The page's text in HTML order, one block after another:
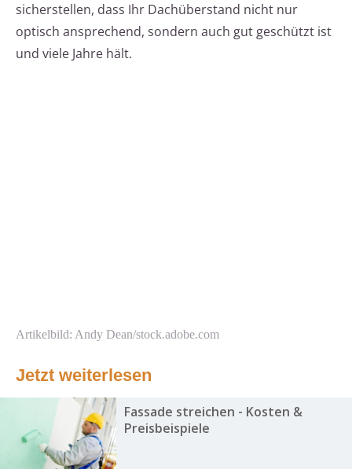
sicherstellen, dass Ihr Dachüberstand nicht nur
optisch ansprechend, sondern auch gut geschützt ist
und viele Jahre hält.
Artikelbild: Andy Dean/stock.adobe.com
Jetzt weiterlesen
Fassade streichen - Kosten &
Preisbeispiele